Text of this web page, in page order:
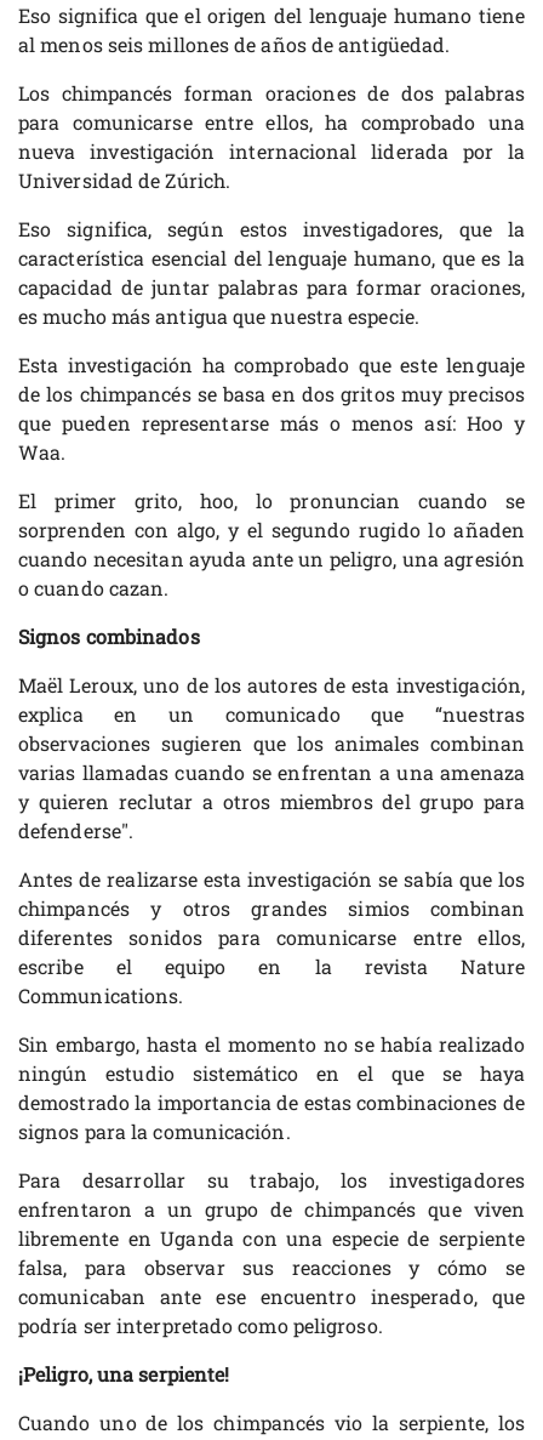
Eso significa que el origen del lenguaje humano tiene
al menos seis millones de años de antigüedad.
Los chimpancés forman oraciones de dos palabras
para comunicarse entre ellos, ha comprobado una
nueva investigación internacional liderada por la
Universidad de Zúrich.
Eso significa, según estos investigadores, que la
característica esencial del lenguaje humano, que es la
capacidad de juntar palabras para formar oraciones,
es mucho más antigua que nuestra especie.
Esta investigación ha comprobado que este lenguaje
de los chimpancés se basa en dos gritos muy precisos
que pueden representarse más o menos así: Hoo y
Waa.
El primer grito, hoo, lo pronuncian cuando se
sorprenden con algo, y el segundo rugido lo añaden
cuando necesitan ayuda ante un peligro, una agresión
o cuando cazan.
Signos combinados
Maël Leroux, uno de los autores de esta investigación,
explica en un comunicado que “nuestras
observaciones sugieren que los animales combinan
varias llamadas cuando se enfrentan a una amenaza
y quieren reclutar a otros miembros del grupo para
defenderse".
Antes de realizarse esta investigación se sabía que los
chimpancés y otros grandes simios combinan
diferentes sonidos para comunicarse entre ellos,
escribe el equipo en la revista Nature
Communications.
Sin embargo, hasta el momento no se había realizado
ningún estudio sistemático en el que se haya
demostrado la importancia de estas combinaciones de
signos para la comunicación.
Para desarrollar su trabajo, los investigadores
enfrentaron a un grupo de chimpancés que viven
libremente en Uganda con una especie de serpiente
falsa, para observar sus reacciones y cómo se
comunicaban ante ese encuentro inesperado, que
podría ser interpretado como peligroso.
¡Peligro, una serpiente!
Cuando uno de los chimpancés vio la serpiente, los